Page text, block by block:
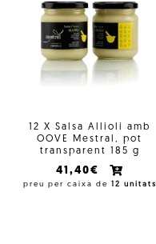
12 X Salsa Allioli amb
OOVE Mestral, pot
transparent 185 g
41,40€
preu per caixa de 12 unitats